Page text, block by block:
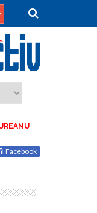
Facebook